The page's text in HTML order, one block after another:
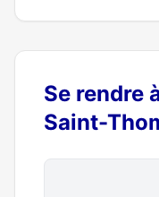
Se rendre
Saint-